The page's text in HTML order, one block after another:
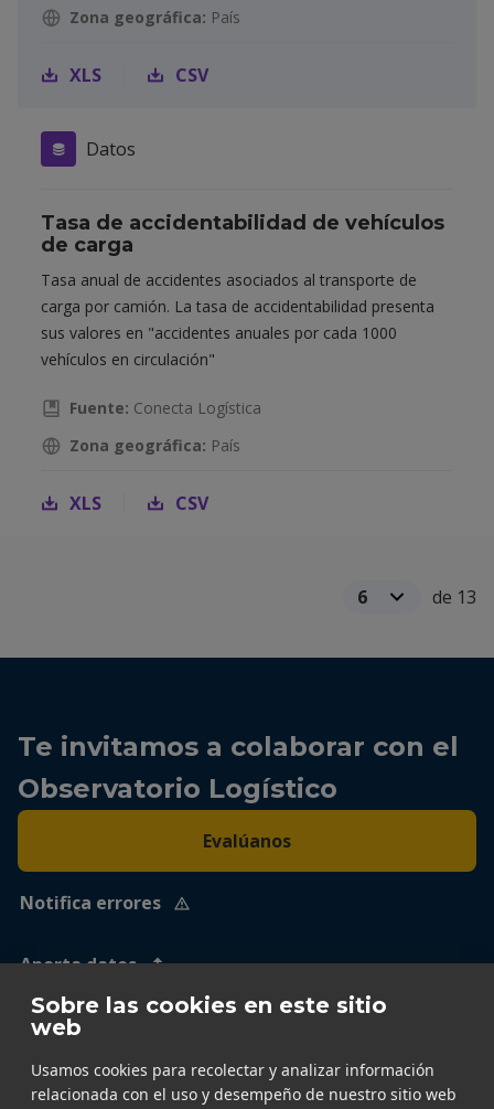
Sobre las cookies en este sitio
web
Usamos cookies para recolectar y analizar información
relacionada con el uso y desempeño de nuestro sitio web
Zona geográfica: País
XLS CSV
Datos
Tasa de accidentabilidad de vehículos
de carga
Tasa anual de accidentes asociados al transporte de
carga por camión. La tasa de accidentabilidad presenta
sus valores en "accidentes anuales por cada 1000
vehículos en circulación"
Fuente: Conecta Logística
Zona geográfica: País
XLS CSV
de 13
Te invitamos a colaborar con el
Observatorio Logístico
Evalúanos
Notifica errores
Aporta datos